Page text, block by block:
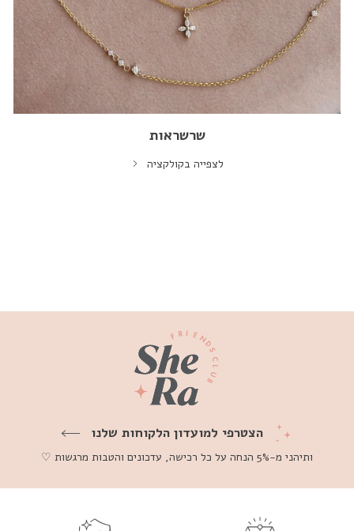
שרשראות
לצפייה בקולקציה
הצטרפי למועדון הלקוחות שלנו
ותיהני מ-5% הנחה על כל רכישה, עדכונים והטבות מרגשות ♡